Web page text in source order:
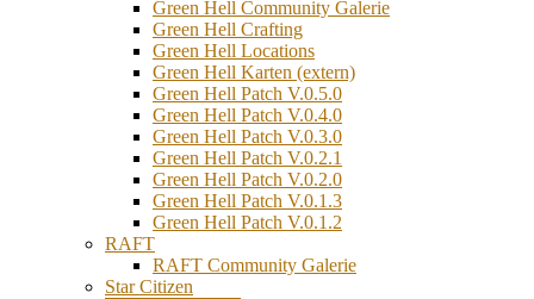
Green Hell Community Galerie
Green Hell Crafting
Green Hell Locations
Green Hell Karten (extern)
Green Hell Patch V.0.5.0
Green Hell Patch V.0.4.0
Green Hell Patch V.0.3.0
Green Hell Patch V.0.2.1
Green Hell Patch V.0.2.0
Green Hell Patch V.0.1.3
Green Hell Patch V.0.1.2
RAFT
RAFT Community Galerie
Star Citizen